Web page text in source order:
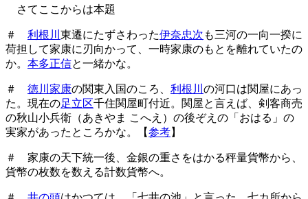
さてここからは本題
＃ 利根川 東遷にたずさわった伊奈忠次 も三河の一向一揆に
荷担して家康に刃向かって、一時家康のもとを離れていたの
か。 本多正信と一緒かな。
＃ 徳川家康の関東入国のころ、 利根川 の河口は関屋にあっ
た。現在の足立区千住関屋町付近。関屋と言えば、剣客商売
の秋山小兵衛（あきやま こへえ）の後ぞえの「おはる」の
実家があったところかな。【参考】
＃ 家康の天下統一後、金銀の重さをはかる秤量貨幣から、
貨幣の枚数を数える計数貨幣へ。